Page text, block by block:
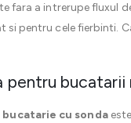
fara a intrerupe fluxul
si pentru cele fierbinti.
pentru bucatarii
cu sonda